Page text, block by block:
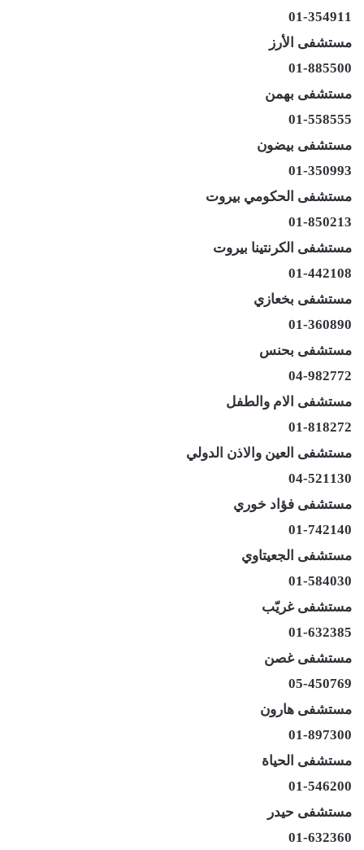
01-354911
مستشفى الأرز
01-885500
مستشفى بهمن
01-558555
مستشفى بيضون
01-350993
مستشفى الحكومي بيروت
01-850213
مستشفى الكرنتينا بيروت
01-442108
مستشفى بخعازي
01-360890
مستشفى بحنس
04-982772
مستشفى الام والطفل
01-818272
مستشفى العين والاذن الدولي
04-521130
مستشفى فؤاد خوري
01-742140
مستشفى الجعيتاوي
01-584030
مستشفى غريّب
01-632385
مستشفى غصن
05-450769
مستشفى هارون
01-897300
مستشفى الحياة
01-546200
مستشفى حيدر
01-632360